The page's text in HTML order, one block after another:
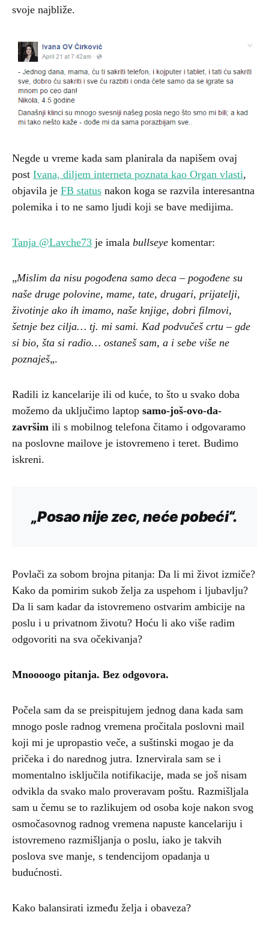
svoje najbliže.
Negde u vreme kada sam planirala da napišem ovaj
post Ivana, diljem interneta poznata kao Organ vlasti,
objavila je FB status nakon koga se razvila interesantna
polemika i to ne samo ljudi koji se bave medijima.
Tanja @Lavche73 je imala bullseye komentar:
„Mislim da nisu pogođena samo deca – pogođene su
naše druge polovine, mame, tate, drugari, prijatelji,
životinje ako ih imamo, naše knjige, dobri filmovi,
šetnje bez cilja… tj. mi sami. Kad podvučeš crtu – gde
si bio, šta si radio… ostaneš sam, a i sebe više ne
poznaješ„.
Radili iz kancelarije ili od kuće, to što u svako doba
možemo da uključimo laptop samo-još-ovo-da-
završim ili s mobilnog telefona čitamo i odgovaramo
na poslovne mailove je istovremeno i teret. Budimo
iskreni.
„Posao nije zec, neće pobeći“.
Povlači za sobom brojna pitanja: Da li mi život izmiče?
Kako da pomirim sukob želja za uspehom i ljubavlju?
Da li sam kadar da istovremeno ostvarim ambicije na
poslu i u privatnom životu? Hoću li ako više radim
odgovoriti na sva očekivanja?
Mnoooogo pitanja. Bez odgovora.
Počela sam da se preispitujem jednog dana kada sam
mnogo posle radnog vremena pročitala poslovni mail
koji mi je upropastio veče, a suštinski mogao je da
pričeka i do narednog jutra. Iznervirala sam se i
momentalno isključila notifikacije, mada se još nisam
odvikla da svako malo proveravam poštu. Razmišljala
sam u čemu se to razlikujem od osoba koje nakon svog
osmočasovnog radnog vremena napuste kancelariju i
istovremeno razmišljanja o poslu, iako je takvih
poslova sve manje, s tendencijom opadanja u
budućnosti.
Kako balansirati između želja i obaveza?